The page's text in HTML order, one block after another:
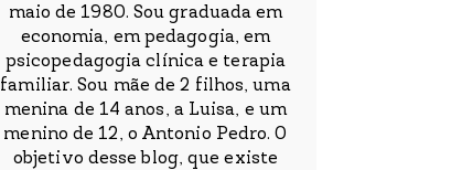
maio de 1980. Sou graduada em
economia, em pedagogia, em
psicopedagogia clínica e terapia
familiar. Sou mãe de 2 filhos, uma
menina de 14 anos, a Luisa, e um
menino de 12, o Antonio Pedro. O
objetivo desse blog, que existe